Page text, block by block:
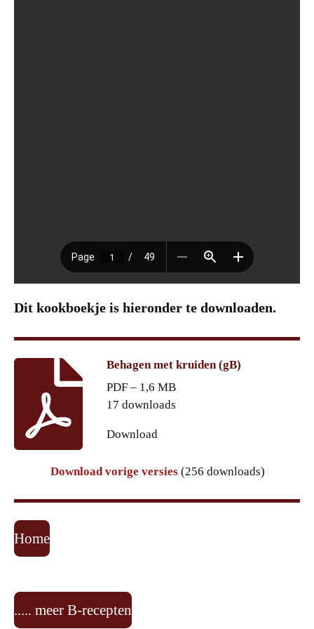
Dit kookboekje is hieronder te downloaden.
Behagen met kruiden (gB)
PDF – 1,6 MB
17 downloads
Download
Download vorige versies (256 downloads)
Home
..... meer B-recepten